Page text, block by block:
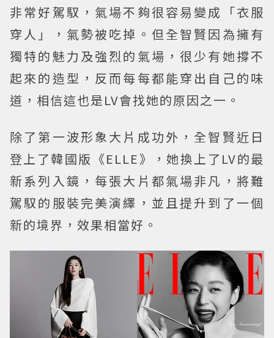
非常好駕馭，氣場不夠很容易變成「衣服
穿人」，氣勢被吃掉。但全智賢因為擁有
獨特的魅力及強烈的氣場，很少有她撐不
起來的造型，反而每每都能穿出自己的味
道，相信這也是LV會找她的原因之一。
除了第一波形象大片成功外，全智賢近日
登上了韓國版《ELLE》，她換上了LV的最
新系列入鏡，每張大片都氣場非凡，將難
駕馭的服裝完美演繹，並且提升到了一個
新的境界，效果相當好。